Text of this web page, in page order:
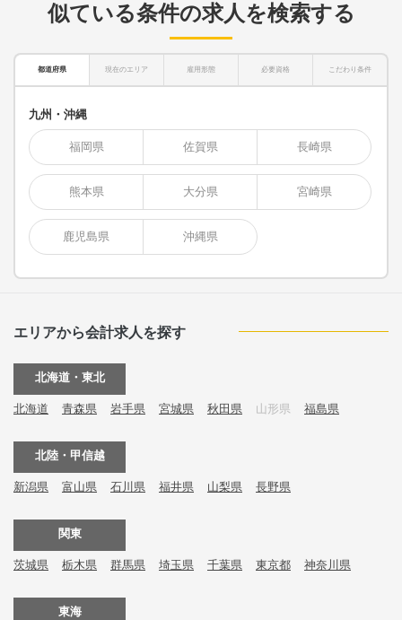
似ている条件の求人を検索する
都道府県 現在のエリア 雇用形態 必要資格 こだわり条件
九州・沖縄
福岡県 佐賀県 長崎県
熊本県 大分県 宮崎県
鹿児島県 沖縄県
エリアから会計求人を探す
北海道・東北
北海道 青森県 岩手県 宮城県 秋田県 山形県 福島県
北陸・甲信越
新潟県 富山県 石川県 福井県 山梨県 長野県
関東
茨城県 栃木県 群馬県 埼玉県 千葉県 東京都 神奈川県
東海